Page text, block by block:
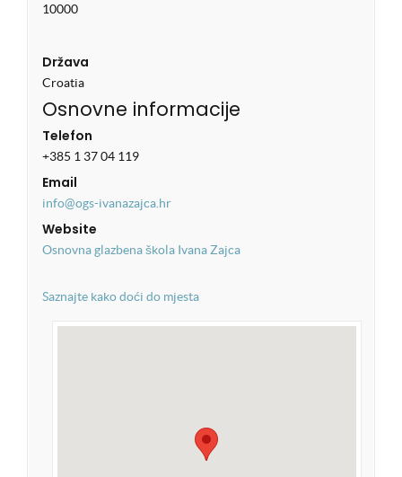
10000
Država
Croatia
Osnovne informacije
Telefon
+385 1 37 04 119
Email
info@ogs-ivanazajca.hr
Website
Osnovna glazbena škola Ivana Zajca
Saznajte kako doći do mjesta